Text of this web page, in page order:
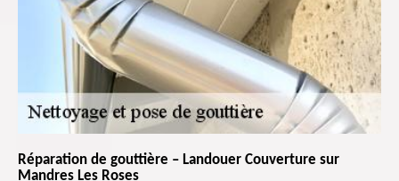
Réparation de gouttière – Landouer Couverture sur
Mandres Les Roses